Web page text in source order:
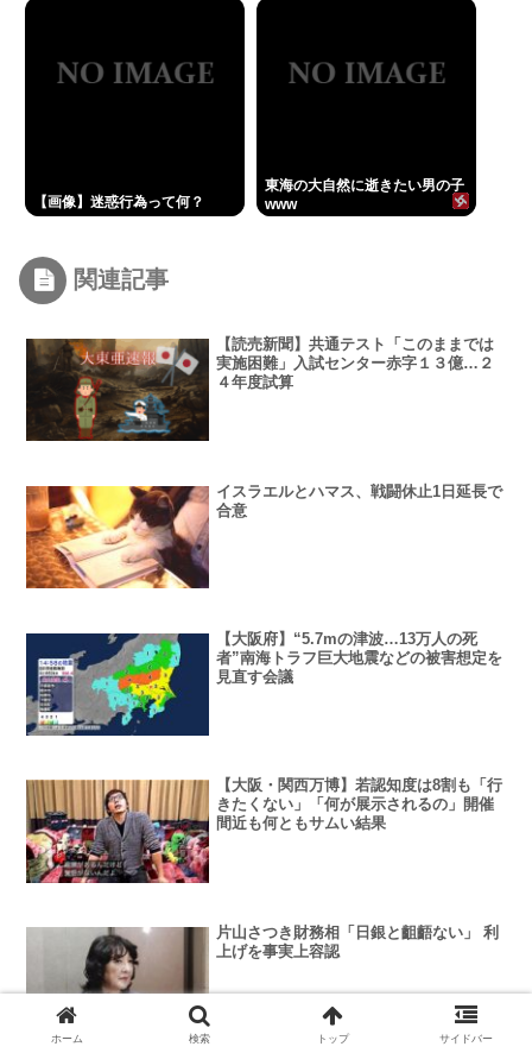
【画像】迷惑行為って何？
東海の大自然に逝きたい男の子
www
関連記事
【読売新聞】共通テスト「このままでは
実施困難」入試センター赤字１３億…２
４年度試算
イスラエルとハマス、戦闘休止1日延長で
合意
【大阪府】“5.7mの津波…13万人の死
者”南海トラフ巨大地震などの被害想定を
見直す会議
【大阪・関西万博】若認知度は8割も「行
きたくない」「何が展示されるの」開催
間近も何ともサムい結果
片山さつき財務相「日銀と齟齬ない」 利
上げを事実上容認
ホーム 検索 トップ サイドバー